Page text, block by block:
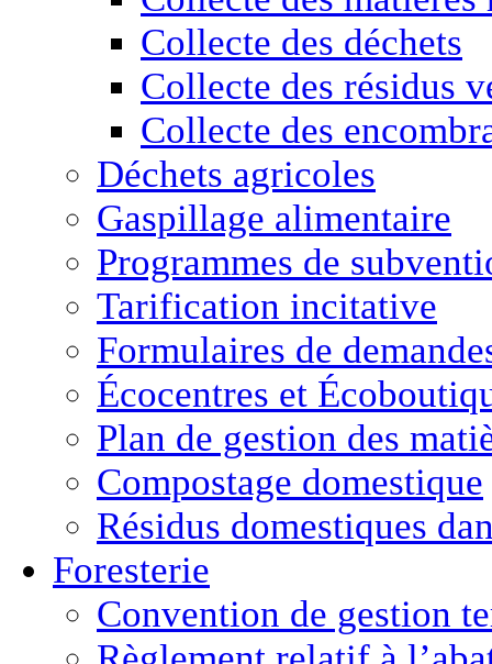
Collecte des déchets
Collecte des résidus
Collecte des
Déchets agricoles
Gaspillage alimentaire
Programmes de
Tarification incitative
Formulaires de
Écocentres et
Plan de gestion des
Compostage domestique
Résidus domestiques
Foresterie
Convention de gestion